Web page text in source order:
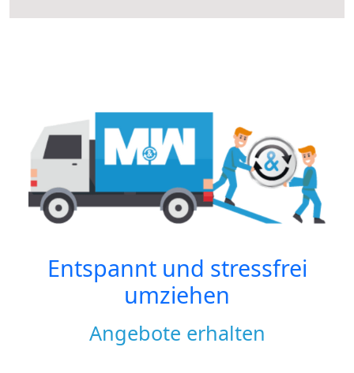
Entspannt und stressfrei
umziehen
Angebote erhalten